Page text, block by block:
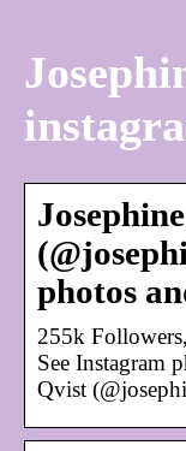
photos
255k
See Instagram
Qvist